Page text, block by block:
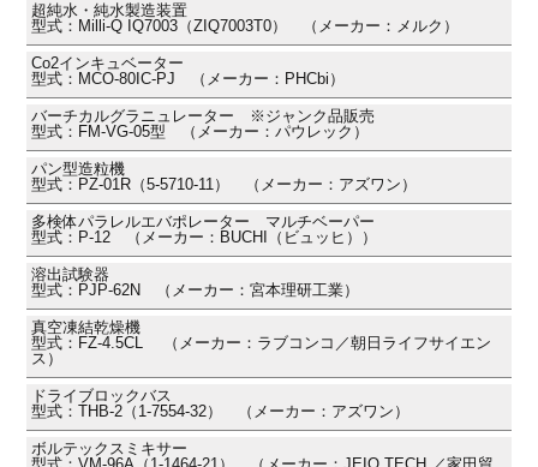
超純水・純水製造装置
型式：Milli-Q IQ7003（ZIQ7003T0） （メーカー：メルク）
Co2インキュベーター
型式：MCO-80IC-PJ （メーカー：PHCbi）
バーチカルグラニュレーター ※ジャンク品販売
型式：FM-VG-05型 （メーカー：パウレック）
パン型造粒機
型式：PZ-01R（5-5710-11） （メーカー：アズワン）
多検体パラレルエバポレーター マルチベーパー
型式：P-12 （メーカー：BUCHI（ビュッヒ））
溶出試験器
型式：PJP-62N （メーカー：宮本理研工業）
真空凍結乾燥機
型式：FZ-4.5CL （メーカー：ラブコンコ／朝日ライフサイエン
ス）
ドライブロックバス
型式：THB-2（1-7554-32） （メーカー：アズワン）
ボルテックスミキサー